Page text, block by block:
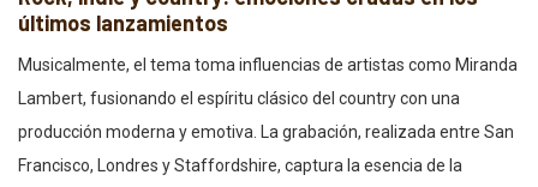
últimos lanzamientos
Musicalmente, el tema toma influencias de artistas como Miranda
Lambert, fusionando el espíritu clásico del country con una
producción moderna y emotiva. La grabación, realizada entre San
Francisco, Londres y Staffordshire, captura la esencia de la